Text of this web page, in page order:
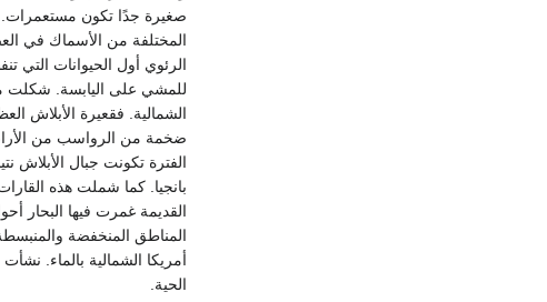
صغيرة جدًا تكون مستعمرات.
المختلفة من الأسماك في
الرئوي أول الحيوانات التي
للمشي على اليابسة. شكلت
الشمالية. فقعيرة الأبلاش
ضخمة من الرواسب من
الفترة تكونت جبال الأبلاش
بانجيا. كما شملت هذه
القديمة غمرت فيها البحار
أمريكا الشمالية بالماء.
الحية.